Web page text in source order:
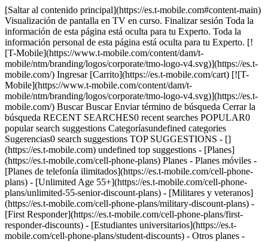
[Saltar al contenido principal](https://es.t-mobile.com#content-main) Visualización de pantalla en TV en curso. Finalizar sesión Toda la información de esta página está oculta para tu Experto. Toda la información personal de esta página está oculta para tu Experto. [![T-Mobile](https://www.t-mobile.com/content/dam/t-mobile/ntm/branding/logos/corporate/tmo-logo-v4.svg)](https://es.t-mobile.com/) Ingresar [Carrito](https://es.t-mobile.com/cart) [![T-Mobile](https://www.t-mobile.com/content/dam/t-mobile/ntm/branding/logos/corporate/tmo-logo-v4.svg)](https://es.t-mobile.com/) Buscar Buscar Enviar término de búsqueda Cerrar la búsqueda RECENT SEARCHES0 recent searches POPULAR0 popular search suggestions Categoríasundefined categories Sugerencias0 search suggestions TOP SUGGESTIONS - [](https://es.t-mobile.com) undefined top suggestions - [Planes](https://es.t-mobile.com/cell-phone-plans) Planes - Planes móviles - [Planes de telefonía ilimitados](https://es.t-mobile.com/cell-phone-plans) - [Unlimited Age 55+](https://es.t-mobile.com/cell-phone-plans/unlimited-55-senior-discount-plans) - [Militares y veteranos](https://es.t-mobile.com/cell-phone-plans/military-discount-plans) - [First Responder](https://es.t-mobile.com/cell-phone-plans/first-responder-discounts) - [Estudiantes universitarios](https://es.t-mobile.com/cell-phone-plans/student-discounts) - Otros planes - [Planes de Internet 5G residencial](https://es.t-mobile.com/home-internet/plans) - [Planes de Internet por fibra óptica](https://es.t-mobile.com/home-internet/fiber) - [Planes para relojes y tablets](https://es.t-mobile.com/cell-phone-plans/affordable-data-plans) - [Planes de teléfonos prepagados](https://es.prepaid.t-mobile.com/prepaid-plans) - [Planes telefónicos para empresas](https://es.t-mobile.com/business/wireless-business-plans) - [Teléfonos y dispositivos](https://es.t-mobile.com/cell-phones) Teléfonos y dispositivos - [Teléfonos](https://es.t-mobile.com/cell-phones) - [Teléfonos 5G](https://es.t-mobile.com/5g/phones) - [Tablets](https://es.t-mobile.com/tablets) - [Relojes inteligentes](https://es.t-mobile.com/smart-watches) - [Hotspots y más](https://es.t-mobile.com/hotspots-iot-connected-devices) - [Accesorios](https://es.t-mobile.com/accessories) - [Trae tu propio dispositivo](https://es.t-mobile.com/resources/bring-your-own-phone) - [Ideas de regalos tecnológicos](https://es.t-mobile.com/devices/tech-gifts) - [Ofertas](https://es.t-mobile.com/offers) Ofertas - [Ver ofertas](https://es.t-mobile.com/offers) - [Apple](https://es.t-mobile.com/offers/apple-iphone-deals) - [Samsung](https://es.t-mobile.com/offers/samsung-phone-deals) - [Motorola](https://es.t-mobile.com/offers/motorola-phone-deals) - [Google](https://es.t-mobile.com/offers/google-phone-deals) - [Revvl](https://es.t-mobile.com/offers/t-mobile-revvl-phone-deals) - [Teléfonos gratis y con cero de pago inicial](https://es.t-mobile.com/switch/free-cell-phone-with-plan) - [Cobertura](https://es.t-mobile.com/coverage/network) Cobertura - [Nuestra red](https://es.t-mobile.com/coverage/network) - [Mapa de cobertura 4G y 5G](https://es.t-mobile.com/coverage/coverage-map) - [Qué es 5G](https://es.t-mobile.com/5g) - [Servicio de telefonía por satélite](https://es.t-mobile.com/coverage/satellite-phone-service) - [Zonas rurales y pequeños pueblos](https://es.t-mobile.com/coverage/small-towns-rural-areas) - [Prueba nuestra red](https://es.t-mobile.com/offers/free-trial) - [Noticias sobre 5G](https://es.t-mobile.com/news/category/network) - [Internet residencial](https://es.t-mobile.com/home-internet/eligibility) - [Síguenos](https://es.t-mobile.com/resources/how-to-join-us) Síguenos - Cámbiate a T-Mobile - [Cómo cambiarte](https://es.t-mobile.com/resources/how-to-join-us) - [Trae tu teléfono](https://es.t-mobile.com/resources/bring-your-own-phone) - [Conserva tu número](https://es.t-mobile.com/resources/keep-your-number) - [Cámbiate y quédatelo](https://es.t-mobile.com/switch/keep-phone-switch-from-verizon-or-att) - [Family Freedom](https://es.t-mobile.com/switch/pay-off-carrier-etf-phone-deal) - [Prueba nuestra red](https://es.t-mobile.com/offers/free-trial) - Beneficios para clientes - [Ver todos los beneficios](https://es.t-mobile.com/benefits) - [Encuentra tu razón](https://es.t-mobile.com/membership) - [Televisión y streaming](https://es.t-mobile.com/tv-streaming) - [Beneficios para viajes](https://es.t-mobile.com/benefits/travel) - [Beneficios para conciertos y música](https://es.t-mobile.com/benefits/music-deals) - [Bloquea llamadas fraudulentas](https://es.t-mobile.com/benefits/scam-shield) - [T-Mobile Tuesdays](https://es.t-mobile.com/offers/t-mobile-tuesdays) [Encuentra una tienda](https://es.t-mobile.com/stores/locator?INTNAV=tNav%3AStoreLocator) [Contacto y asistencia](https://es.t-mobile.com/contact-us) Contacto y asistencia - [1-800-T-MOBILE](tel:1-800-866-2453) - [Revisar un pedido](https://es.t-mobile.com/orders/order-status) - [Ayuda y asistencia](https://es.t-mobile.com/support) - Comparte la pantalla con un Experto [Carrito](https://es.t-mobile.com/cart) Buscar Buscar Enviar término de búsqueda Cerrar la búsqueda RECENT SEARCHES0 recent searches POPULAR0 popular search suggestions Categoríasundefined categories Sugerencias0 search suggestions TOP SUGGESTIONS - [](https://es.t-mobile.com) undefined top suggestions Mi cuenta [Ingresar](https://es.t-mobile.com/account/dashboard) [Volver a mi cuenta](https://es.t-mobile.com/account/dashboard) - [Pagar factura](https://es.t-mobile.com/bill/summary) - [Agregar](https://es.t-mobile.com/commerce/device-intent?INTNAV=tNav%3AMyAccount%3AAddALine) - [Actualizar](https://es.t-mobile.com/purchase/shop) - [Revisar un pedido](https://es.t-mobile.com/orders/check-order) - [Pregunta a la comunidad](https://es.t-mobile.com/community/?INTNAV=tNav%3AMyAccount%3ACommunity) más de T-Mobile - [Wireless (Móvil)](https://es.t-mobile.com/) - [Empresas](https://es.t-mobile.com/business) - [Prepagado](https://es.prepaid.t-mobile.com/home) - [Internet](https://es.t-mobile.com/home-internet) Legal - [Aviso de Privacidad](https://es.t-mobile.com/privacy-center/our-practices/privacy-policy) - [No venda, ni comparta mis Datos Personales](https://es.t-mobile.com/dns?Brand=Magenta&Site=Sell_Web&Origin_URL=https%3A%2F%2Fwww.t-mobile.com) - [Centro de Privacidad](https://es.t-mobile.com/privacy-center) [](https://es.t-mobile.com) # Obtén mercancía de T-Mobile Tuesdays en tu base militar local. Los clientes de T-Mobile que viven o trabajan en una base militar ahora pueden obtener los regalos de T-Mobile Tuesdays en la base. Consulta la lista de tiendas que aparece a continuación para ver los Centros móviles de intercambio participantes. Se requiere servicio elegible. 1 oferta por cliente. Una vez que hagas clic en la mercancía correspondiente de T-Mobile Tuesdays dentro de la aplicación T-Mobile Tuesdays, tienes cinco minutos para completar la transacción antes de que la oferta caduque. Hay cantidades limitadas y se entregan por orden de llegada. ![collage](https://es.t-mobile.com/sdscene7/is/content/Tmusprod/546148-fg-Merchandise-Collage-4?ts=1704276540995&dpr=off) ## Obtén mercancía de T-Mobile Tuesdays en tu base militar local. ## AE | | | | | |--------|------------------------------|--------------------------------------------------|----------------| | Ciudad | Nombre | Dirección | Teléfono | | | Naval Station Guantanamo Bay | PSC 1005, Box 38, Bldg 2155, FPO, AE, 09593-0100 | (757) 458-4090 | ## Alabama | | | | | |------------------|----------|--------------------------------------------------|----------------| | Ciudad | Nombre | Dirección | Teléfono | | Ft Rucker | Rucker | 5th Avenue, Bldg 9214, Ft Rucker, AL, 36362-5268 | (334) 598-1274 | | Maxwell AFB | Maxwell | 355 Kelly St, Bldg 1090, Maxwell AFB, AL, 36112 | (334) 262-3480 | | Redstone Arsenal | Redstone | Bldg 3220 , Redstone Arsenal, AL, 35808-7280 | (256) 881-8718 | ## Arkansas | | | | | |-----------------|-------------|--------------------------------------------------|----------------| | Ciudad | Nombre | Dirección | Teléfono | | Little Rock AFB | Little Rock | 787 Six Street , Little Rock AFB, AR, 72099-5000 | (501) 983-1916 | ## Arizona | | | | | |-------------------|---------------|-----------------------------------------------------------------|----------------| | Ciudad | Nombre | Dirección | Teléfono | | Davis Monthan AFB | Davis Monthan | 5405 E. Granite Street, Bldg 2527, Davis Monthan AFB, AZ, 85707 | (520) 790-1204 | | Ft Huachuca | Huachuca | Arizona Street, Bldg 52030, Ft Huachuca, AZ, 85613 | (520) 459-1641 | | Glendale | Luke | 7071 N 138th, Bldg 1540, Glendale, AZ, 85307 | (623) 535-5104 | | Yuma | Yuma | MCAS Bldg 965, Avenue 3E, Yuma, AZ, 85369 | (928) 344-0500 | ## California | | | | | |------------------|-----------------------|---------------------------------------